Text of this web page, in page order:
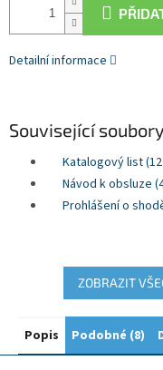
Detailní informace
Související soubory
Katalogový list
Návod k obsluze
Prohlášení o
ZOBRAZIT
Popis Podobné (8)